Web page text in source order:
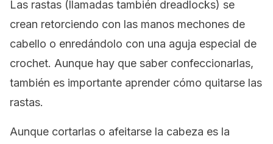
Las rastas (llamadas también dreadlocks) se
crean retorciendo con las manos mechones de
cabello o enredándolo con una aguja especial de
crochet. Aunque hay que saber confeccionarlas,
también es importante aprender cómo quitarse las
rastas.
Aunque cortarlas o afeitarse la cabeza es la